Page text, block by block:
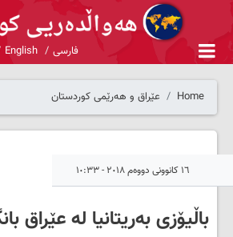
فارسی English
Home عێراق و هەرێمی کوردستان
١٦ کانوونی دووەم ٢٠١٨ - ١٠:٣٣
باڵیۆزی به‌ریتانیا له‌ عێراق